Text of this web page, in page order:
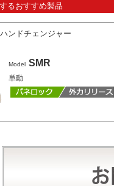
るおすすめ製品
ンドチェンジャー
Model SMR
単動